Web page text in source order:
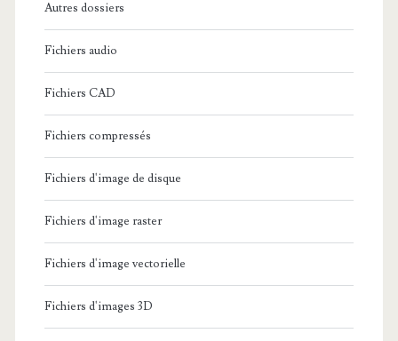
Autres dossiers
Fichiers audio
Fichiers CAD
Fichiers compressés
Fichiers d'image de disque
Fichiers d'image raster
Fichiers d'image vectorielle
Fichiers d'images 3D